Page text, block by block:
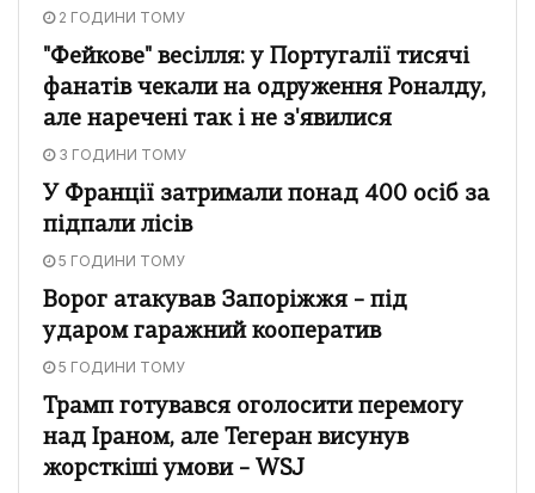
2 ГОДИНИ ТОМУ
"Фейкове" весілля: у Португалії тисячі
фанатів чекали на одруження Роналду,
але наречені так і не з'явилися
3 ГОДИНИ ТОМУ
У Франції затримали понад 400 осіб за
підпали лісів
5 ГОДИНИ ТОМУ
Ворог атакував Запоріжжя – під
ударом гаражний кооператив
5 ГОДИНИ ТОМУ
Трамп готувався оголосити перемогу
над Іраном, але Тегеран висунув
жорсткіші умови – WSJ